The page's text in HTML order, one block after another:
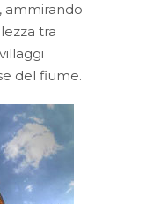
ammirando
tra
del fiume.